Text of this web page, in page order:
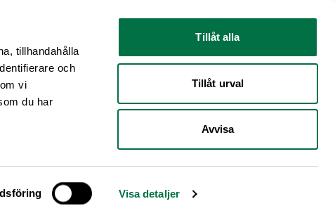
tillhandahålla
och
vi
du har
Visa detaljer
Tillåt alla
Tillåt urval
Avvisa